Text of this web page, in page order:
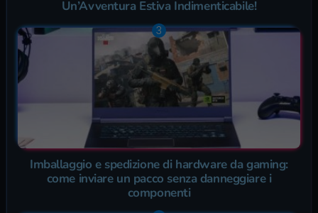
Un’Avventura Estiva Indimenticabile!
Imballaggio e spedizione di hardware da gaming:
come inviare un pacco senza danneggiare i
componenti